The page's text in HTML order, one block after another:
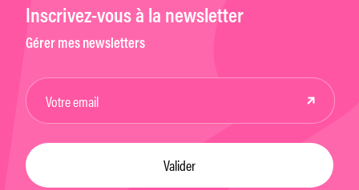
Inscrivez-vous à la newsletter
Gérer mes newsletters